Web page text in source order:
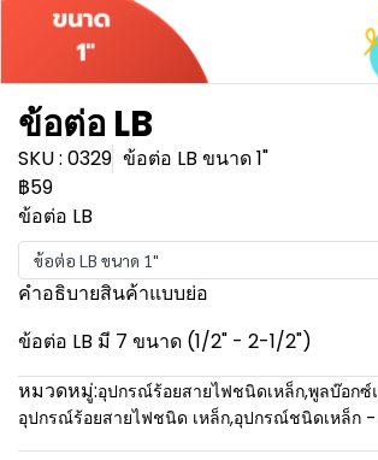
ข้อต่อ LB
SKU : 0329 ข้อต่อ LB ขนาด 1"
฿59
ข้อต่อ LB
ข้อต่อ LB ขนาด 1"
คำอธิบายสินค้าแบบย่อ
ข้อต่อ LB มี 7 ขนาด (1/2" - 2-1/2")
หมวดหมู่:อุปกรณ์ร้อยสายไฟชนิดเหล็ก,พูลบ๊อกซ์
อุปกรณ์ร้อยสายไฟชนิด เหล็ก,อุปกรณ์ชนิดเหล็ก